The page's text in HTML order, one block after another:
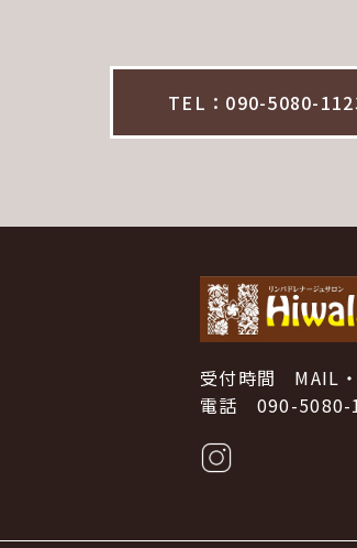
TEL：090-5080-
受付時間 MAIL
電話 090-5080-